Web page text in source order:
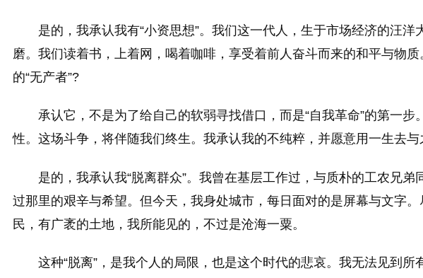
是的，我承认我有“小资思想”。我们这一代人，生于市场经济的汪
磨。我们读着书，上着网，喝着咖啡，享受着前人奋斗而来的和平与物
的“无产者”?
承认它，不是为了给自己的软弱寻找借口，而是“自我革命”的第一
性。这场斗争，将伴随我们终生。我承认我的不纯粹，并愿意用一生去与
是的，我承认我“脱离群众”。我曾在基层工作过，与质朴的工农兄
过那里的艰辛与希望。但今天，我身处城市，每日面对的是屏幕与文字
民，有广袤的土地，我所能见的，不过是沧海一粟。
这种“脱离”，是我个人的局限，也是这个时代的悲哀。我无法见到